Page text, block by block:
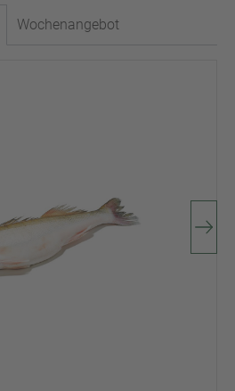
Wochenangebot